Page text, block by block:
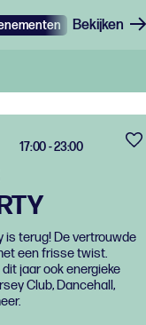
Eten en
Bekijken
17:00 - 23:00
is terug! De vertrouwde
een frisse twist.
jaar ook energieke
Club, Dancehall,